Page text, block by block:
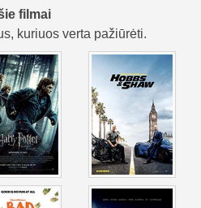
filmai
kuriuos verta pažiūrėti.